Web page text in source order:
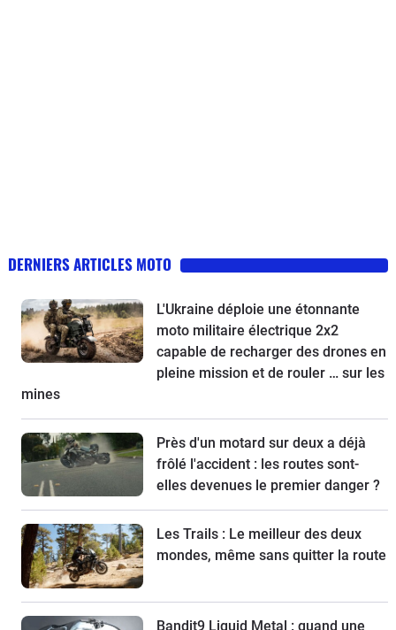
DERNIERS ARTICLES MOTO
L'Ukraine déploie une étonnante
moto militaire électrique 2x2
capable de recharger des drones en
pleine mission et de rouler … sur les
mines
Près d'un motard sur deux a déjà
frôlé l'accident : les routes sont-
elles devenues le premier danger ?
Les Trails : Le meilleur des deux
mondes, même sans quitter la route
Bandit9 Liquid Metal : quand une